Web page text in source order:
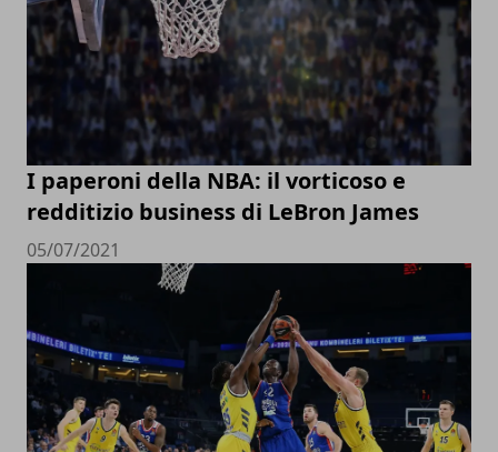
I paperoni della NBA: il vorticoso e
redditizio business di LeBron James
05/07/2021